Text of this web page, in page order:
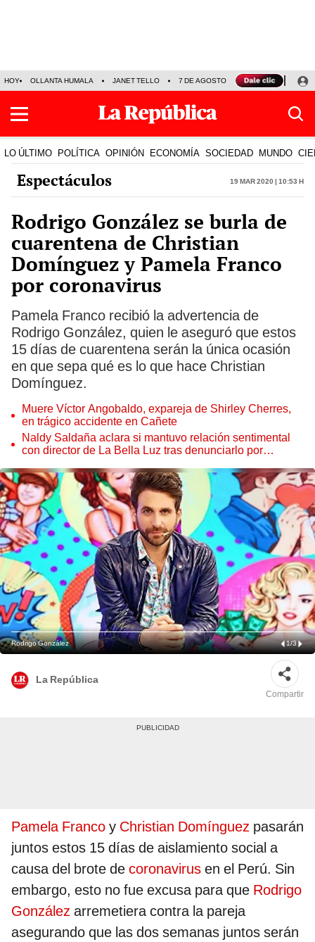
HOY OLLANTA HUMALA JANET TELLO 7 DE AGOSTO TINKA RESULTADOS
LO ÚLTIMO POLÍTICA OPINIÓN ECONOMÍA SOCIEDAD MUNDO
Espectáculos 19 Mar 2020 | 10:53 h
Rodrigo González se burla de
cuarentena de Christian
Domínguez y Pamela Franco
por coronavirus
Pamela Franco recibió la advertencia de
Rodrigo González, quien le aseguró que estos
15 días de cuarentena serán la única ocasión
en que sepa qué es lo que hace Christian
Domínguez.
Muere Víctor Angobaldo, expareja de Shirley Cherres,
en trágico accidente en Cañete
Naldy Saldaña aclara si mantuvo relación sentimental
con director de La Bella Luz tras denunciarlo por
Rodrigo González 1/3
La República
Compartir
Pamela Franco y Christian Domínguez pasarán
juntos estos 15 días de aislamiento social a
causa del brote de coronavirus en el Perú. Sin
embargo, esto no fue excusa para que Rodrigo
González arremetiera contra la pareja
asegurando que las dos semanas juntos serán